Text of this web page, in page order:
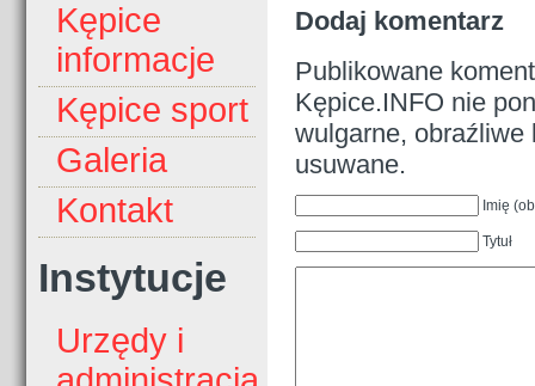
Kępice
informacje
Kępice sport
Galeria
Kontakt
Instytucje
Urzędy i
Dodaj komentarz
Publikowane
Kępice.INFO nie
wulgarne, obraźliwe
usuwane.
Imię
Tytuł